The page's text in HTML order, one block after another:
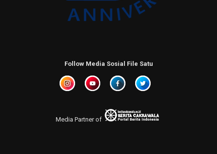
Follow Media Sosial File Satu
Media Partner of